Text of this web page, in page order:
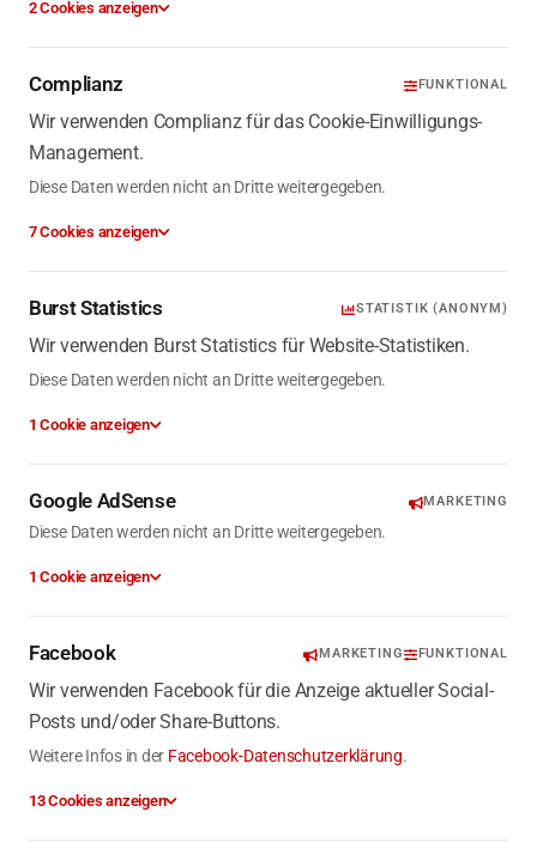
2 Cookies anzeigen
Complianz FUNKTIONAL
Wir verwenden Complianz für das Cookie-Einwilligungs-
Management.
Diese Daten werden nicht an Dritte weitergegeben.
7 Cookies anzeigen
Burst Statistics STATISTIK (ANONYM)
Wir verwenden Burst Statistics für Website-Statistiken.
Diese Daten werden nicht an Dritte weitergegeben.
1 Cookie anzeigen
Google AdSense MARKETING
Diese Daten werden nicht an Dritte weitergegeben.
1 Cookie anzeigen
Facebook MARKETING FUNKTIONAL
Wir verwenden Facebook für die Anzeige aktueller Social-
Posts und/oder Share-Buttons.
Weitere Infos in der Facebook-Datenschutzerklärung.
13 Cookies anzeigen